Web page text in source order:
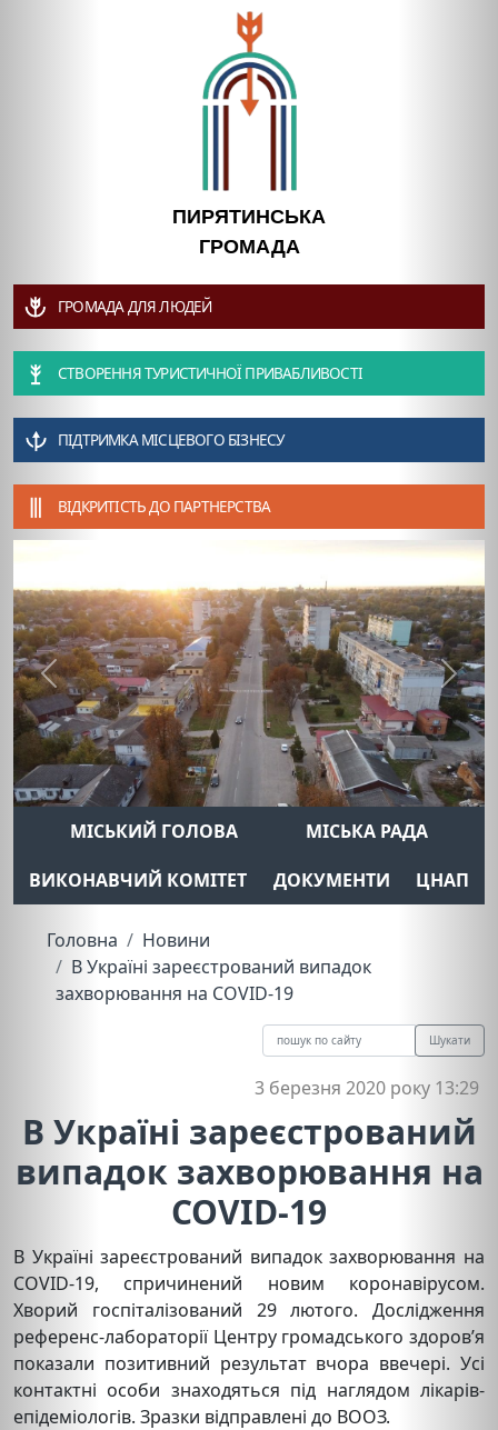
ПИРЯТИНСЬКА
ГРОМАДА
ГРОМАДА ДЛЯ ЛЮДЕЙ
СТВОРЕННЯ ТУРИСТИЧНОЇ ПРИВАБЛИВОСТІ
ПІДТРИМКА МІСЦЕВОГО БІЗНЕСУ
ВІДКРИТІСТЬ ДО ПАРТНЕРСТВА
Previous Next
МІСЬКИЙ ГОЛОВА
МІСЬКА РАДА
ВИКОНАВЧИЙ КОМІТЕТ
ДОКУМЕНТИ ЦНАП
Головна
Новини
В Україні зареєстрований випадок
захворювання на COVID-19
Шукати
3 березня 2020 року 13:29
В Україні зареєстрований
випадок захворювання на
COVID-19
В Україні зареєстрований випадок захворювання на
COVID-19, спричинений новим коронавірусом.
Хворий госпіталізований 29 лютого. Дослідження
референс-лабораторії Центру громадського здоров’я
показали позитивний результат вчора ввечері. Усі
контактні особи знаходяться під наглядом лікарів-
епідеміологів. Зразки відправлені до ВООЗ.